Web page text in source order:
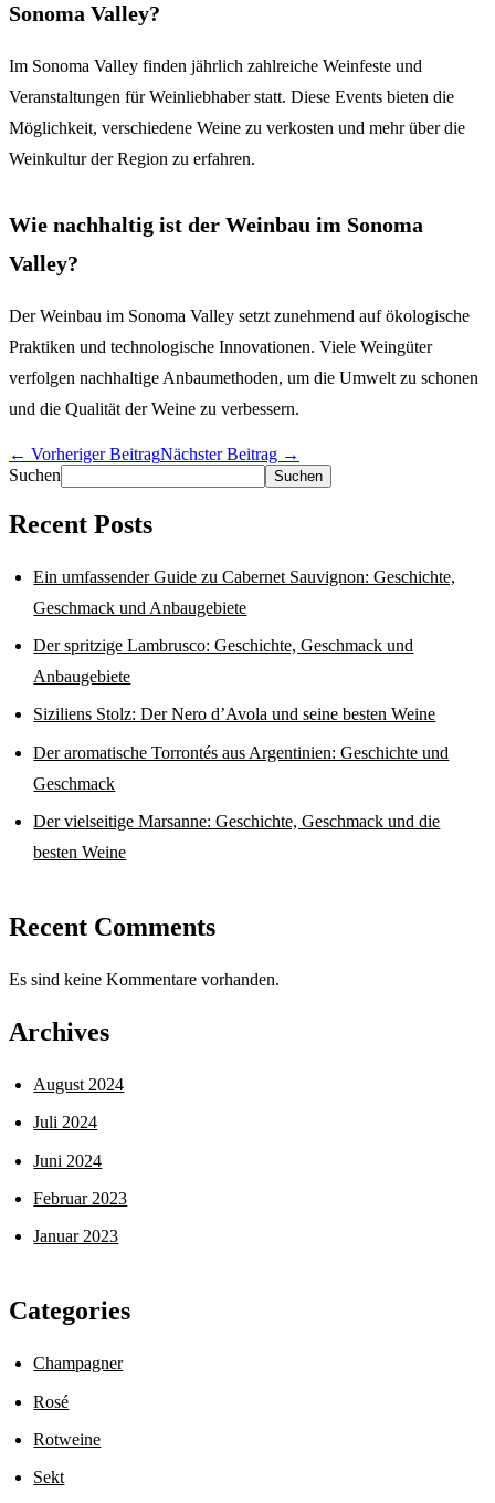
Sonoma Valley?
Im Sonoma Valley finden jährlich zahlreiche Weinfeste und
Veranstaltungen für Weinliebhaber statt. Diese Events bieten die
Möglichkeit, verschiedene Weine zu verkosten und mehr über die
Weinkultur der Region zu erfahren.
Wie nachhaltig ist der Weinbau im Sonoma
Valley?
Der Weinbau im Sonoma Valley setzt zunehmend auf ökologische
Praktiken und technologische Innovationen. Viele Weingüter
verfolgen nachhaltige Anbaumethoden, um die Umwelt zu schonen
und die Qualität der Weine zu verbessern.
← Vorheriger BeitragNächster Beitrag →
Suchen
Suchen
Recent Posts
Ein umfassender Guide zu Cabernet Sauvignon: Geschichte,
Geschmack und Anbaugebiete
Der spritzige Lambrusco: Geschichte, Geschmack und
Anbaugebiete
Siziliens Stolz: Der Nero d’Avola und seine besten Weine
Der aromatische Torrontés aus Argentinien: Geschichte und
Geschmack
Der vielseitige Marsanne: Geschichte, Geschmack und die
besten Weine
Recent Comments
Es sind keine Kommentare vorhanden.
Archives
August 2024
Juli 2024
Juni 2024
Februar 2023
Januar 2023
Categories
Champagner
Rosé
Rotweine
Sekt